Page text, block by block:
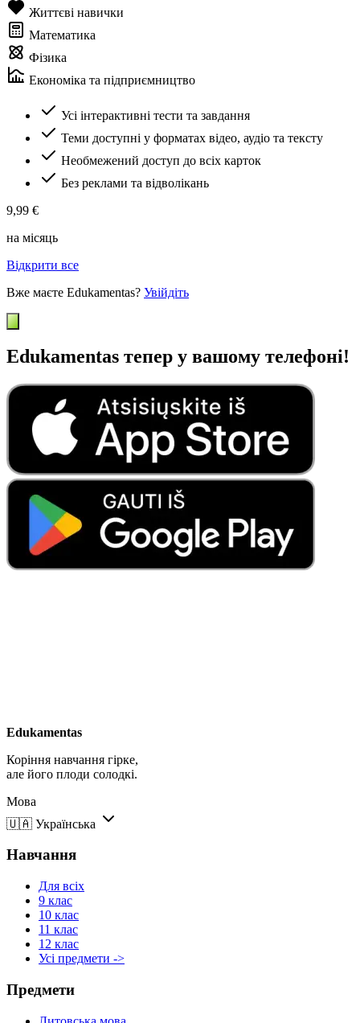
Життєві навички
Математика
Фізика
Економіка та підприємництво
Усі інтерактивні тести та завдання
Теми доступні у форматах відео, аудіо та тексту
Необмежений доступ до всіх карток
Без реклами та відволікань
9,99 €
на місяць
Відкрити все
Вже маєте Edukamentas? Увійдіть
Edukamentas тепер у вашому телефоні!
Edukamentas
Коріння навчання гірке,
але його плоди солодкі.
Мова
🇺🇦 Українська
Навчання
Для всіх
9 клас
10 клас
11 клас
12 клас
Усі предмети ->
Предмети